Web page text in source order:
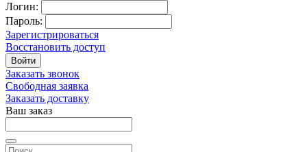
Логин:
Пароль:
Зарегистрироваться
Восстановить доступ
Войти
Заказать звонок
Свободная заявка
Заказать доставку
Ваш заказ